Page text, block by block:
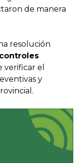
de manera
resolución
verificar el
y